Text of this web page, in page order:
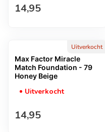
Normale prijs
14,95
Uitverkocht
Max Factor Miracle
Match Foundation - 79
Honey Beige
Uitverkocht
Normale prijs
14,95